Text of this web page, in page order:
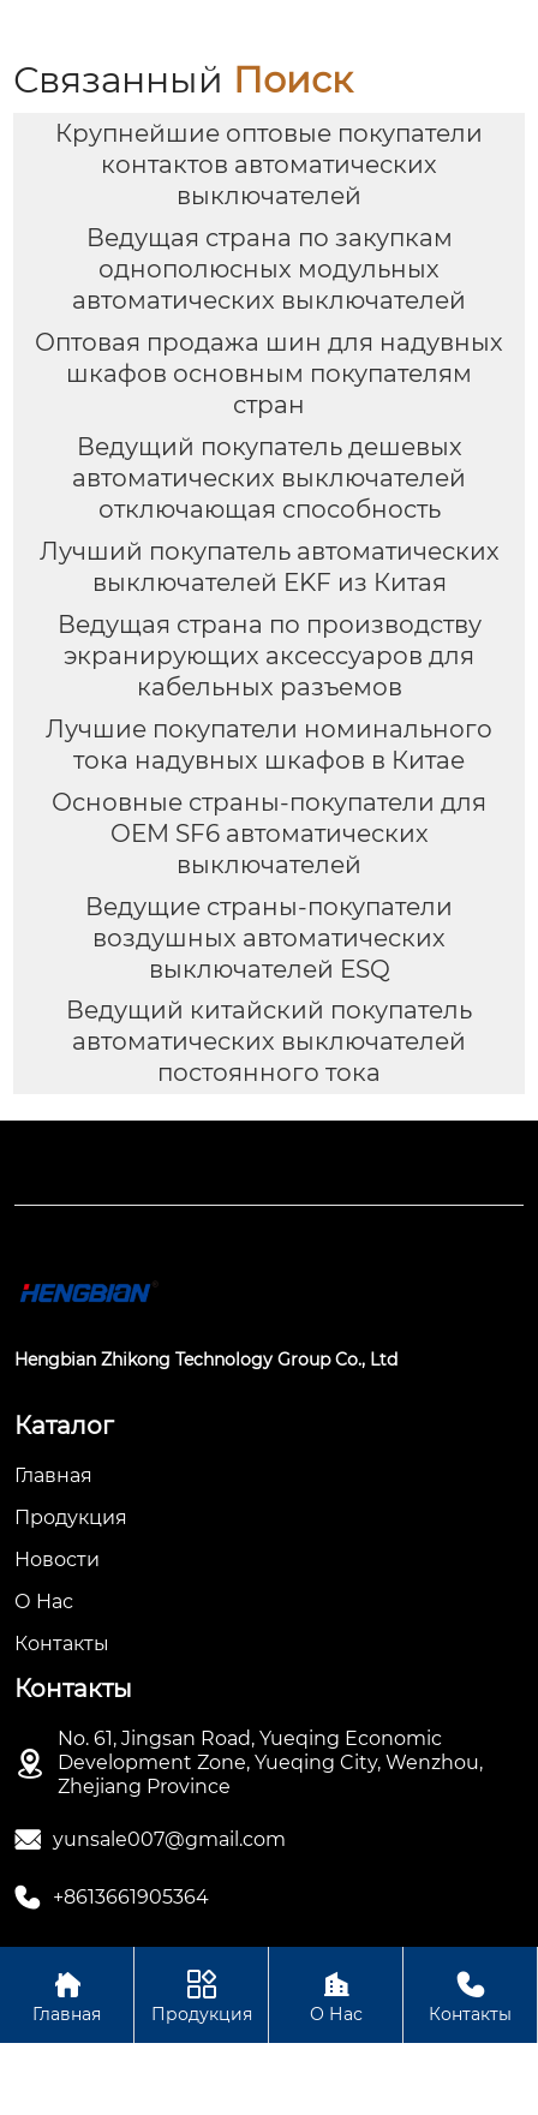
Связанный Поиск
Крупнейшие оптовые покупатели
контактов автоматических
выключателей
Ведущая страна по закупкам
однополюсных модульных
автоматических выключателей
Оптовая продажа шин для надувных
шкафов основным покупателям
стран
Ведущий покупатель дешевых
автоматических выключателей
отключающая способность
Лучший покупатель автоматических
выключателей EKF из Китая
Ведущая страна по производству
экранирующих аксессуаров для
кабельных разъемов
Лучшие покупатели номинального
тока надувных шкафов в Китае
Основные страны-покупатели для
OEM SF6 автоматических
выключателей
Ведущие страны-покупатели
воздушных автоматических
выключателей ESQ
Ведущий китайский покупатель
автоматических выключателей
постоянного тока
Hengbian Zhikong Technology Group Co., Ltd
Каталог
Главная
Продукция
Новости
О Hас
Контакты
Контакты

No. 61, Jingsan Road, Yueqing Economic
Development Zone, Yueqing City, Wenzhou,
Zhejiang Province
 yunsale007@gmail.com
 +8613661905364
Авторское право ©ООО Hengbian Zhikong Technology
Group Co., Ltd

Главная

Продукция

О Нас

Контакты